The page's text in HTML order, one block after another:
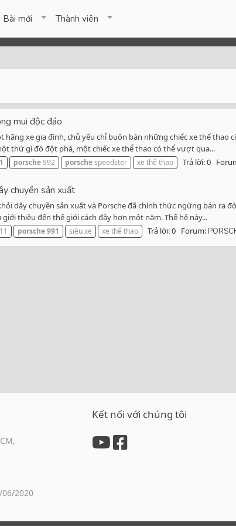
Bài mới Thành viên
mui độc đáo
hãng xe gia đình, chủ yếu chỉ buôn bán những chiếc xe thể
thứ gì đó đột phá, một chiếc xe thể thao có thể vượt qua...
porsche992 porschespeedster xe thể thao Trả lời: 0
chuyền sản xuất
dây chuyền sản xuất và Porsche đã chính thức ngừng bán ra
thiệu đến thế giới cách đây hơn một năm. Thế hệ này...
porsche991 siêu xe xe thể thao Trả lời: 0 Forum:
06/2020
Kết nối với chúng tôi